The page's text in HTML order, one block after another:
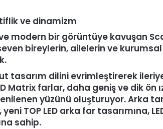
ve dinamizm
modern bir görüntüye kavuşan
bireylerin, ailelerin ve
tasarım dilini evrimleştirerek ileriye
Matrix farlar, daha geniş ve dik
yüzünü oluşturuyor. Arka
TOP LED arka far tasarımına,
sahip.